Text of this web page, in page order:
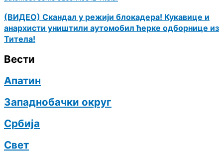
(ВИДЕО) Скандал у режији блокадера! Кукавице и
анархисти уништили аутомобил ћерке одборнице из
Титела!
Вести
Апатин
Западнобачки округ
Србија
Свет